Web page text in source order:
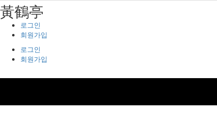
⿈鶴亭
로그인
회원가입
로그인
회원가입